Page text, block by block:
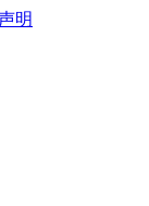
明